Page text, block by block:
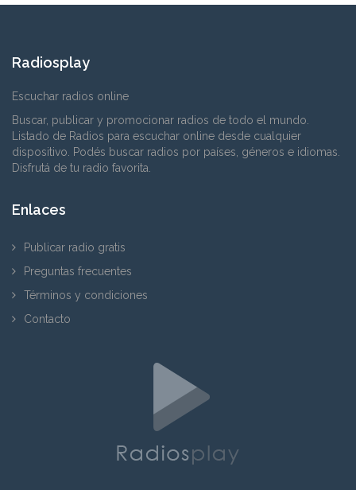
Radiosplay
Escuchar radios online
Buscar, publicar y promocionar radios de todo el mundo.
Listado de Radios para escuchar online desde cualquier
dispositivo. Podés buscar radios por países, géneros e idiomas.
Disfrutá de tu radio favorita.
Enlaces
Publicar radio gratis
Preguntas frecuentes
Términos y condiciones
Contacto